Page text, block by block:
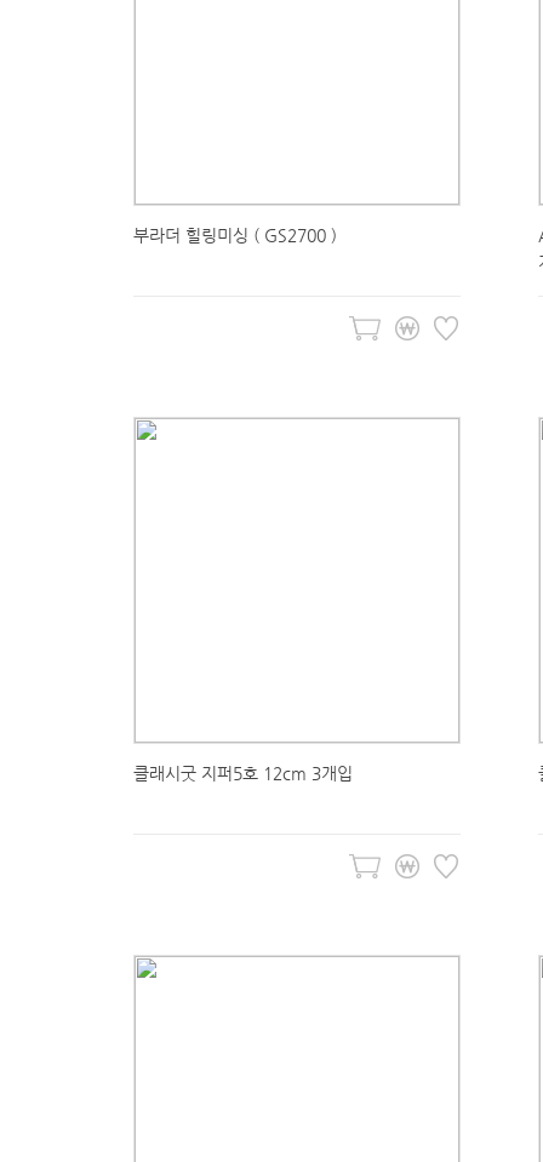
부라더 힐링미싱 ( GS2700 )
클래시굿 지퍼5호 12cm 3개입